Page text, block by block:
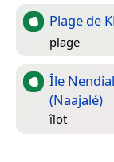
Plage de
plage
Île
(Naajalé)
îlot